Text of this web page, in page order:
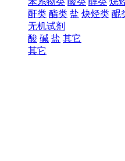
酐类 酯类 盐 炔烃类 醌
无机试剂
酸 碱 盐 其它
其它